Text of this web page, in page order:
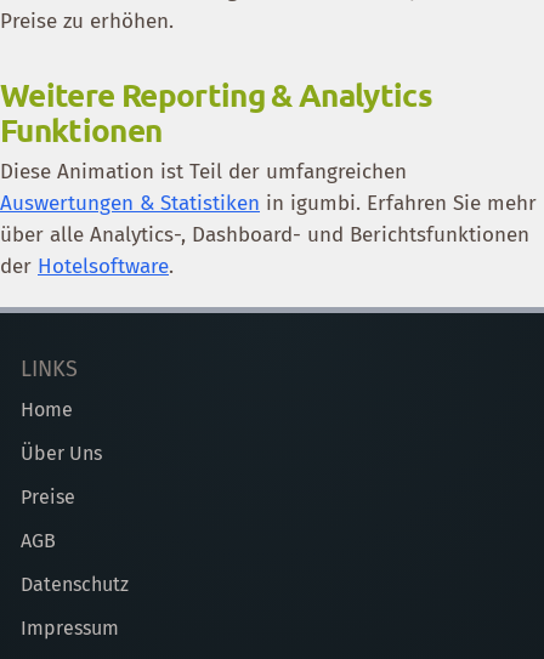
Preise zu erhöhen.
Weitere Reporting & Analytics
Funktionen
Diese Animation ist Teil der umfangreichen
Auswertungen & Statistiken in igumbi. Erfahren Sie mehr
über alle Analytics-, Dashboard- und Berichtsfunktionen
der Hotelsoftware.
LINKS
Home
Über Uns
Preise
AGB
Datenschutz
Impressum